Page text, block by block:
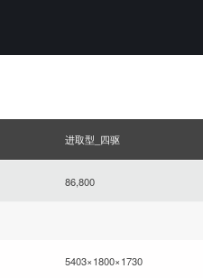
进取型_四驱
86,800
5403×1800×1730